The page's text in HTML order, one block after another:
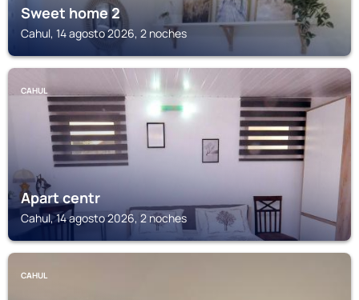
Sweet home 2
Cahul, 14 agosto 2026, 2 noches
CAHUL
Apart centr
Cahul, 14 agosto 2026, 2 noches
CAHUL